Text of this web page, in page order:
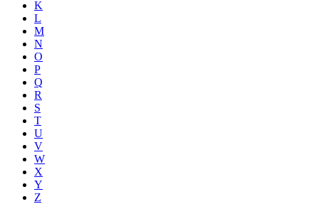
K
L
M
N
O
P
Q
R
S
T
U
V
W
X
Y
Z